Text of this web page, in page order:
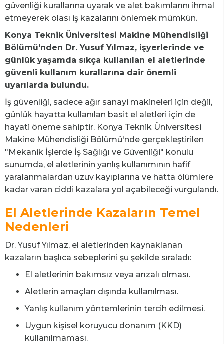
güvenliği kurallarına uyarak ve alet bakımlarını ihmal
etmeyerek olası iş kazalarını önlemek mümkün.
Konya Teknik Üniversitesi Makine Mühendisliği
Bölümü'nden Dr. Yusuf Yılmaz, işyerlerinde ve
günlük yaşamda sıkça kullanılan el aletlerinde
güvenli kullanım kurallarına dair önemli
uyarılarda bulundu.
İş güvenliği, sadece ağır sanayi makineleri için değil,
günlük hayatta kullanılan basit el aletleri için de
hayati öneme sahiptir. Konya Teknik Üniversitesi
Makine Mühendisliği Bölümü'nde gerçekleştirilen
"Mekanik İşlerde İş Sağlığı ve Güvenliği" konulu
sunumda, el aletlerinin yanlış kullanımının hafif
yaralanmalardan uzuv kayıplarına ve hatta ölümlere
kadar varan ciddi kazalara yol açabileceği vurgulandı.
El Aletlerinde Kazaların Temel
Nedenleri
Dr. Yusuf Yılmaz, el aletlerinden kaynaklanan
kazaların başlıca sebeplerini şu şekilde sıraladı:
El aletlerinin bakımsız veya arızalı olması.
Aletlerin amaçları dışında kullanılması.
Yanlış kullanım yöntemlerinin tercih edilmesi.
Uygun kişisel koruyucu donanım (KKD)
kullanılmaması.